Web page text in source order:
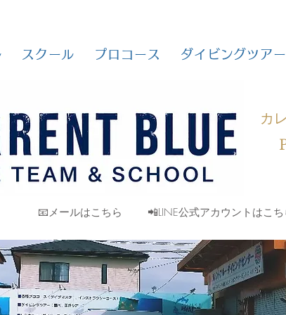
スクール プロコース ダイビングツアー
カ
📧メールはこちら 📲LINE公式アカウントはこち